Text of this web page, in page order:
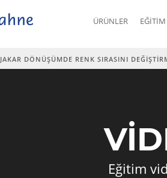
ÜRÜNLER EĞITIM
JAKAR DÖNÜŞÜMDE RENK SIRASINI
Eğitim